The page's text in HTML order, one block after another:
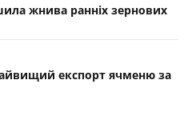
жнива ранніх зернових
експорт ячменю за